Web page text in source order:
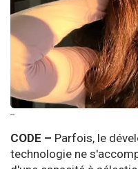
--
CODE – Parfois, le
technologie ne